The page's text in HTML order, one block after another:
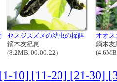
セスジスズメの幼虫の採餌
鏑木友紀恵
(8.2MB, 00:00:22)
オオス
鏑木友
[1-10] [11-20] [21-30]